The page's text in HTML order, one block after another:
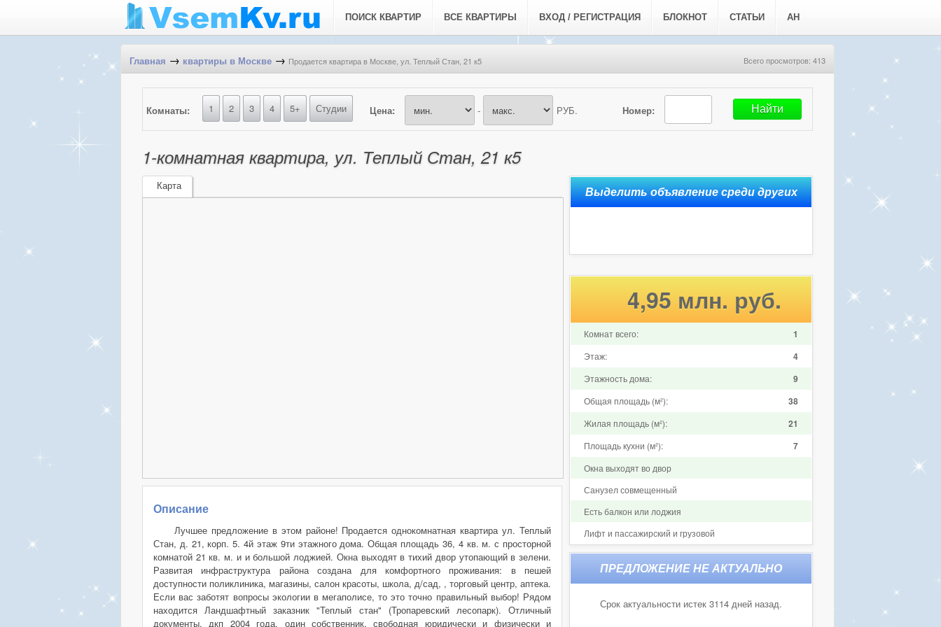
ПОИСК КВАРТИР ВСЕ КВАРТИРЫ ВХОД / РЕГИСТРАЦИЯ БЛОКНОТ СТАТЬИ АН
Главная → квартиры в Москве → Продается квартира в Москве, ул. Теплый Стан, 21 к5 Всего просмотров: 413
Номер:
Комнаты: 1 2 3 4 5+ Студии Цена: - РУБ.
1-комнатная квартира, ул. Теплый Стан, 21 к5
Карта
Описание
Лучшее предложение в этом районе! Продается однокомнатная квартира ул. Теплый
Стан, д. 21, корп. 5. 4й этаж 9ти этажного дома. Общая площадь 36, 4 кв. м. с просторной
комнатой 21 кв. м. и и большой лоджией. Окна выходят в тихий двор утопающий в зелени.
Развитая инфраструктура района создана для комфортного проживания: в пешей
доступности поликлиника, магазины, салон красоты, школа, д/сад, , торговый центр, аптека.
Если вас заботят вопросы экологии в мегаполисе, то это точно правильный выбор! Рядом
находится Ландшафтный заказник "Теплый стан" (Тропаревский лесопарк). Отличный
документы, дкп 2004 года, один собственник, свободная юридически и физически и
4,95 млн. руб.
Комнат всего: 1
Этаж: 4
Этажность дома: 9
Общая площадь (м²): 38
Жилая площадь (м²): 21
Площадь кухни (м²): 7
Окна выходят во двор
Санузел совмещенный
Есть балкон или лоджия
Лифт и пассажирский и грузовой
Срок актуальности истек 3114 дней назад.